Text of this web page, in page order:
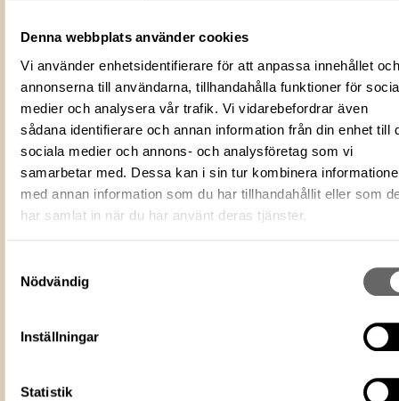
Denna webbplats använder cookies
Vi använder enhetsidentifierare för att anpassa innehållet och
annonserna till användarna, tillhandahålla funktioner för
medier och analysera vår trafik. Vi vidarebefordrar även
sådana identifierare och annan information från din enhet till
sociala medier och annons- och analysföretag som vi
samarbetar med. Dessa kan i sin tur kombinera
med annan information som du har tillhandahållit eller som
har samlat in när du har använt deras tjänster.
Nödvändig
Inställningar
Statistik
Förmålsbenämning Beslag
Föremålsnummer 885137_HST
ID‑nummer
E38CA8AD-E6BB-4197-9852-
Fotograf
Eberlein, Julia
Fotodatum 2014-08-14
Licens för media
Du får bearbeta och dela verket
ändamål, även kommersiella, så
licensgivare. CC BY 4.0
https://samlingar.shm.se/media/
All textinformation (metadata) på denna sida är fri att använda
licensen CC0.